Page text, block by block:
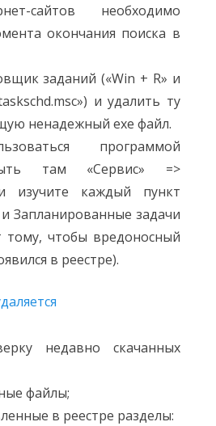
сайтов необходимо
окончания поиска в
заданий («Win + R» и
и удалить ту
ненадежный exe файл.
программой
там «Сервис» =>
и изучите каждый пункт
Запланированные задачи
тому, чтобы вредоносный
в реестре).
недавно скачанных
файлы;
в реестре разделы: